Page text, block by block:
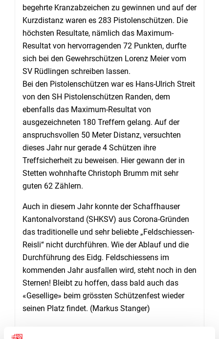
begehrte Kranzabzeichen zu gewinnen und auf der
Kurzdistanz waren es 283 Pistolenschützen. Die
höchsten Resultate, nämlich das Maximum-
Resultat von hervorragenden 72 Punkten, durfte
sich bei den Gewehrschützen Lorenz Meier vom
SV Rüdlingen schreiben lassen.
Bei den Pistolenschützen war es Hans-Ulrich Streit
von den SH Pistolenschützen Randen, dem
ebenfalls das Maximum-Resultat von
ausgezeichneten 180 Treffern gelang. Auf der
anspruchsvollen 50 Meter Distanz, versuchten
dieses Jahr nur gerade 4 Schützen ihre
Treffsicherheit zu beweisen. Hier gewann der in
Stetten wohnhafte Christoph Brumm mit sehr
guten 62 Zählern.
Auch in diesem Jahr konnte der Schaffhauser
Kantonalvorstand (SHKSV) aus Corona-Gründen
das traditionelle und sehr beliebte „Feldschiessen-
Reisli“ nicht durchführen. Wie der Ablauf und die
Durchführung des Eidg. Feldschiessens im
kommenden Jahr ausfallen wird, steht noch in den
Sternen! Bleibt zu hoffen, dass bald auch das
«Gesellige» beim grössten Schützenfest wieder
seinen Platz findet. (Markus Stanger)